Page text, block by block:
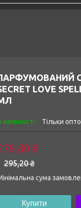
LOVE
наявності Тільки
295,20 ₴
₴
сума
Купити